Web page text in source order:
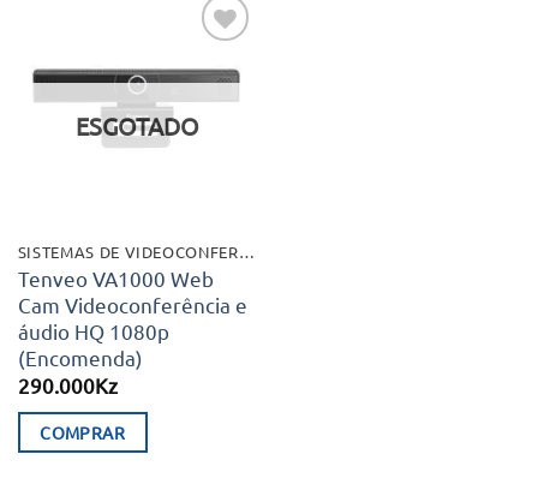
Adicionar
aos meus
desejos
ESGOTADO
SISTEMAS DE VIDEOCONFERÊNCIA
Tenveo VA1000 Web
Cam Videoconferência e
áudio HQ 1080p
(Encomenda)
290.000Kz
COMPRAR